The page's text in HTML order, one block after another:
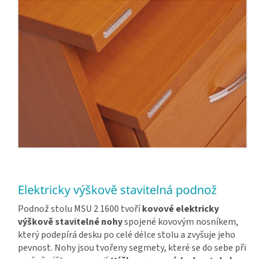
Elektricky výškově stavitelná podnož
Podnož stolu MSU 2 1600 tvoříkovové elektricky
výškově stavitelné nohyspojené kovovým nosníkem,
který podepírá desku po celé délce stolu a zvyšuje jeho
pevnost. Nohy jsou tvořeny segmety, které se do sebe při